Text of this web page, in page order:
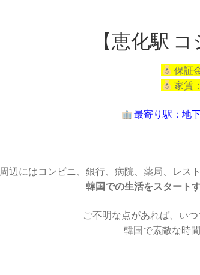
【恵化駅
保証
家賃
最寄り駅：地
周辺にはコンビニ、銀行、病院、薬局、レス
韓国での生活をスタート
ご不明な点があれば、い
韓国で素敵な時